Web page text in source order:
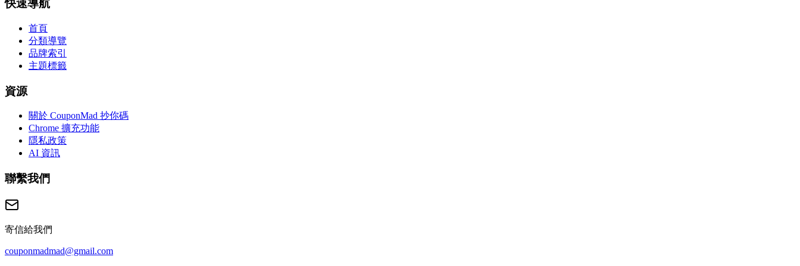
快速導航
首頁
分類導覽
品牌索引
主題標籤
資源
關於 CouponMad 抄你碼
Chrome 擴充功能
隱私政策
AI 資訊
聯繫我們
寄信給我們
couponmadmad@gmail.com